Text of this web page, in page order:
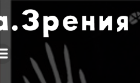
Перейти
к
содержимому